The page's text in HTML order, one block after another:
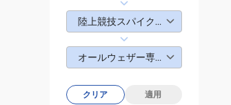
陸上競技スパイク・シューズ
オールウェザー専用スローイング
クリア 適用